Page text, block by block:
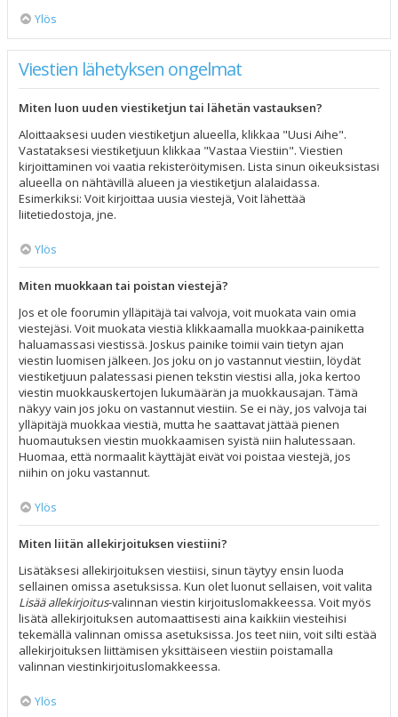
Ylös
Viestien lähetyksen ongelmat
Miten luon uuden viestiketjun tai lähetän vastauksen?
Aloittaaksesi uuden viestiketjun alueella, klikkaa "Uusi Aihe".
Vastataksesi viestiketjuun klikkaa "Vastaa Viestiin". Viestien
kirjoittaminen voi vaatia rekisteröitymisen. Lista sinun oikeuksistasi
alueella on nähtävillä alueen ja viestiketjun alalaidassa.
Esimerkiksi: Voit kirjoittaa uusia viestejä, Voit lähettää
liitetiedostoja, jne.
Ylös
Miten muokkaan tai poistan viestejä?
Jos et ole foorumin ylläpitäjä tai valvoja, voit muokata vain omia
viestejäsi. Voit muokata viestiä klikkaamalla muokkaa-painiketta
haluamassasi viestissä. Joskus painike toimii vain tietyn ajan
viestin luomisen jälkeen. Jos joku on jo vastannut viestiin, löydät
viestiketjuun palatessasi pienen tekstin viestisi alla, joka kertoo
viestin muokkauskertojen lukumäärän ja muokkausajan. Tämä
näkyy vain jos joku on vastannut viestiin. Se ei näy, jos valvoja tai
ylläpitäjä muokkaa viestiä, mutta he saattavat jättää pienen
huomautuksen viestin muokkaamisen syistä niin halutessaan.
Huomaa, että normaalit käyttäjät eivät voi poistaa viestejä, jos
niihin on joku vastannut.
Ylös
Miten liitän allekirjoituksen viestiini?
Lisätäksesi allekirjoituksen viestiisi, sinun täytyy ensin luoda
sellainen omissa asetuksissa. Kun olet luonut sellaisen, voit valita
Lisää allekirjoitus-valinnan viestin kirjoituslomakkeessa. Voit myös
lisätä allekirjoituksen automaattisesti aina kaikkiin viesteihisi
tekemällä valinnan omissa asetuksissa. Jos teet niin, voit silti estää
allekirjoituksen liittämisen yksittäiseen viestiin poistamalla
valinnan viestinkirjoituslomakkeessa.
Ylös